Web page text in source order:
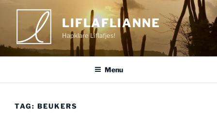
inhoud
LIFLAFLIANNE
Hapklare Liflafjes!
Menu
TAG: BEUKERS